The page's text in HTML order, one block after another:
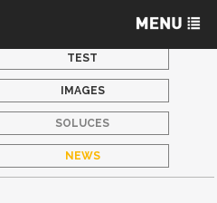
TEST
IMAGES
SOLUCES
NEWS